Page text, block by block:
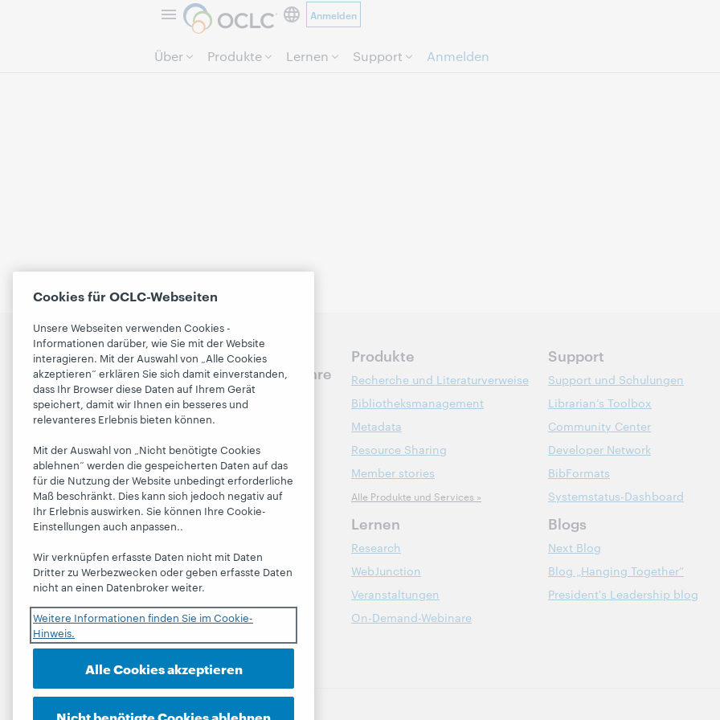
Anmelden
Über Produkte Lernen Support Anmelden
Besprechen Sie die
nächsten Schritte für Ihre
Bibliothek
Kontakt
Über
Über OCLC
Stellenangebote
Finanzen
Führung
Mitgliedschaft
Produkte
Recherche und Literaturverweise
Bibliotheksmanagement
Metadata
Resource Sharing
Member stories
Alle Produkte und Services »
Lernen
Research
WebJunction
Veranstaltungen
On-Demand-Webinare
Support
Support und Schulungen
Librarian’s Toolbox
Community Center
Developer Network
BibFormats
Systemstatus-Dashboard
Blogs
Next Blog
Blog „Hanging Together“
President's Leadership blog
Cookies für OCLC-Webseiten
Unsere Webseiten verwenden Cookies -
Informationen darüber, wie Sie mit der Website
interagieren. Mit der Auswahl von „Alle Cookies
akzeptieren“ erklären Sie sich damit einverstanden,
dass Ihr Browser diese Daten auf Ihrem Gerät
speichert, damit wir Ihnen ein besseres und
relevanteres Erlebnis bieten können.
Mit der Auswahl von „Nicht benötigte Cookies
ablehnen“ werden die gespeicherten Daten auf das
für die Nutzung der Website unbedingt erforderliche
Maß beschränkt. Dies kann sich jedoch negativ auf
Ihr Erlebnis auswirken. Sie können Ihre Cookie-
Einstellungen auch anpassen..
Wir verknüpfen erfasste Daten nicht mit Daten
Dritter zu Werbezwecken oder geben erfasste Daten
nicht an einen Datenbroker weiter.
Weitere Informationen finden Sie im Cookie-
Hinweis.
Alle Cookies akzeptieren
Nicht benötigte Cookies ablehnen